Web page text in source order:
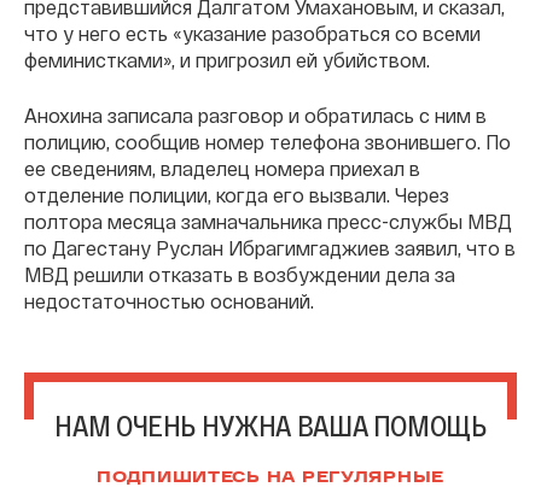
представившийся Далгатом Умахановым, и сказал,
что у него есть «указание разобраться со всеми
феминистками», и пригрозил ей убийством.
Анохина записала разговор и обратилась с ним в
полицию, сообщив номер телефона звонившего. По
ее сведениям, владелец номера приехал в
отделение полиции, когда его вызвали. Через
полтора месяца замначальника пресс-службы МВД
по Дагестану Руслан Ибрагимгаджиев заявил, что в
МВД решили отказать в возбуждении дела за
недостаточностью оснований.
НАМ ОЧЕНЬ НУЖНА ВАША ПОМОЩЬ
ПОДПИШИТЕСЬ НА РЕГУЛЯРНЫЕ